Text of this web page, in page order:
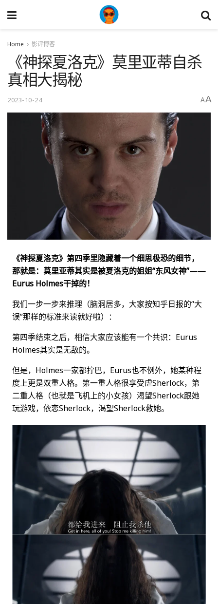
Home 影评博客
《神探夏洛克》莫里亚蒂自杀
真相大揭秘
2023-10-24 AA
《神探夏洛克》第四季里隐藏着一个细思极恐的细节，
那就是：莫里亚蒂其实是被夏洛克的姐姐“东风女神”——
Eurus Holmes干掉的！
我们一步一步来推理（脑洞居多，大家按知乎日报的“大
误”那样的标准来读就好啦）：
第四季结束之后，相信大家应该能有一个共识：Eurus
Holmes其实是无敌的。
但是，Holmes一家都拧巴，Eurus也不例外，她某种程
度上更是双重人格。第一重人格很享受虐Sherlock，第
二重人格（也就是飞机上的小女孩）渴望Sherlock跟她
玩游戏，依恋Sherlock，渴望Sherlock救她。